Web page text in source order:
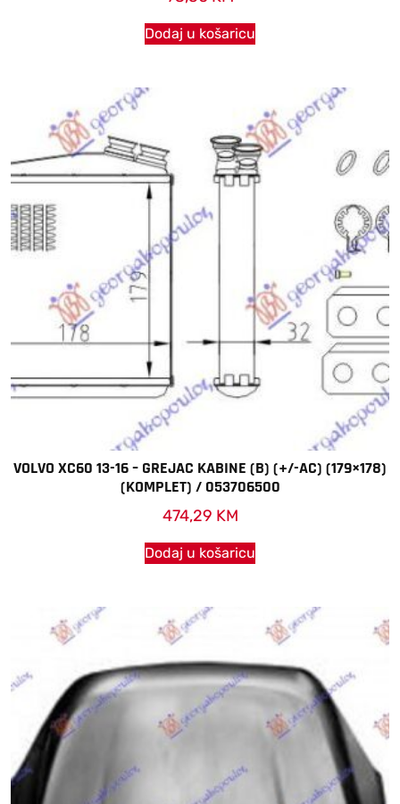
Dodaj u košaricu
VOLVO XC60 13-16 – GREJAC KABINE (B) (+/-AC) (179×178)
(KOMPLET) / 053706500
474,29 KM
Dodaj u košaricu